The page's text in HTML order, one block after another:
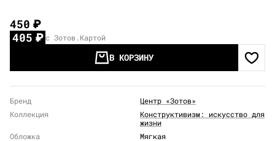
450₽
405₽ с Зотов.Картой
В КОРЗИНУ
Бренд
Центр «Зотов»
Коллекция
Конструктивизм: искусство для
жизни
Обложка
Мягкая